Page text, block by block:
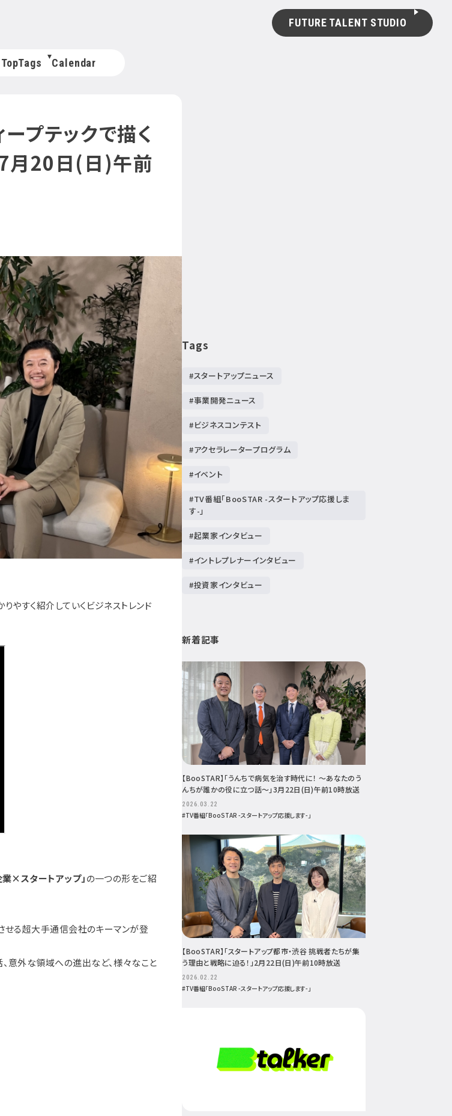
FUTURE TALENT STUDIO
TopTags Calendar
プテックで描く
7月20日(日)午前
やすく紹介していくビジネストレンド
業×スタートアップ」の一つの形をご紹
せる超大手通信会社のキーマンが登
意外な領域への進出など、様々なこと
Tags
#スタートアップニュース
#事業開発ニュース
#ビジネスコンテスト
#アクセラレータープログラム
#イベント
#TV番組「BooSTAR -スタートアップ応援しま
す-」
#起業家インタビュー
#イントレプレナーインタビュー
#投資家インタビュー
新着記事
【BooSTAR】「うんちで病気を治す時代に！ ～あなたのう
んちが誰かの役に立つ話～」3月22日(日)午前10時放送
2026.03.22
#TV番組「BooSTAR -スタートアップ応援します-」
【BooSTAR】「スタートアップ都市・渋谷 挑戦者たちが集
う理由と戦略に迫る！」2月22日(日)午前10時放送
2026.02.22
#TV番組「BooSTAR -スタートアップ応援します-」